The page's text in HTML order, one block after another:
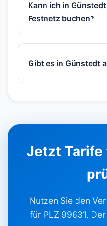
Kann ich in
Festnetz buchen?
Gibt es in Günstedt
Jetzt Tarife
Nutzen Sie den
für PLZ 99631.